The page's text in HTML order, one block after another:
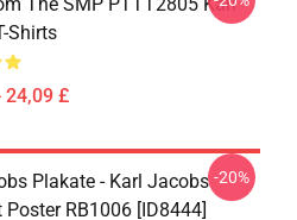
Shirts
24,09 £
Plakate - Karl Jacobs
RB1006 [ID8444]
-20%